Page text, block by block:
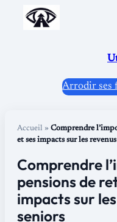
Aller
Arrodir ses
Accueil » Comprendre
et ses impacts sur les
Comprendre
pensions de
impacts sur
seniors